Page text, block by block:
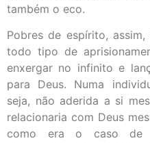
também o eco.
Pobres de espírito,
todo tipo de
enxergar no infinito e
para Deus. Numa
seja, não aderida a si
relacionaria com Deus
como era o caso de